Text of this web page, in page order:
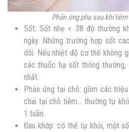
Phản ứng phụ sau khi
Sốt: Sốt nhẹ < 38 độ thường
ngày. Những trường hợp sốt
dõi. Nếu nhiệt độ cơ thể không
các thuốc hạ sốt thông
nhất.
Phản ứng tại chỗ: gồm các
chai tại chỗ tiêm… thường tự
1 tuần.
Đau khớp: có thể tự khỏi, một